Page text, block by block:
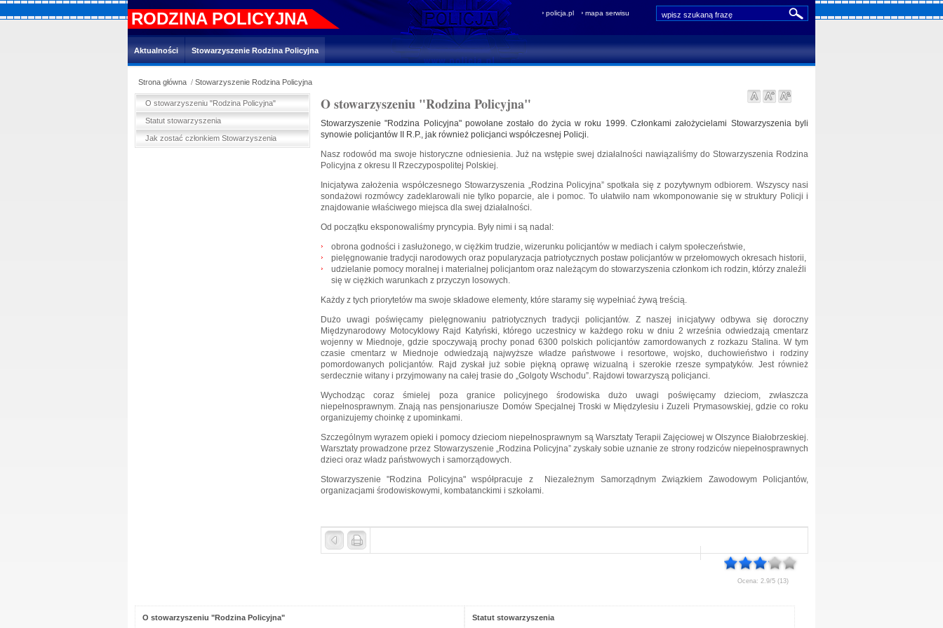
RODZINA POLICYJNA policja.pl mapa serwisu
Aktualności Stowarzyszenie Rodzina Policyjna
Strona główna Stowarzyszenie Rodzina Policyjna
O stowarzyszeniu "Rodzina Policyjna"
Statut stowarzyszenia
Jak zostać członkiem Stowarzyszenia
O stowarzyszeniu "Rodzina Policyjna"
Stowarzyszenie "Rodzina Policyjna" powołane zostało do życia w roku 1999. Członkami założycielami Stowarzyszenia byli
synowie policjantów II R.P., jak również policjanci współczesnej Policji.
Nasz rodowód ma swoje historyczne odniesienia. Już na wstępie swej działalności nawiązaliśmy do Stowarzyszenia Rodzina
Policyjna z okresu II Rzeczypospolitej Polskiej.
Inicjatywa założenia współczesnego Stowarzyszenia „Rodzina Policyjna” spotkała się z pozytywnym odbiorem. Wszyscy nasi
sondażowi rozmówcy zadeklarowali nie tylko poparcie, ale i pomoc. To ułatwiło nam wkomponowanie się w struktury Policji i
znajdowanie właściwego miejsca dla swej działalności.
Od początku eksponowaliśmy pryncypia. Były nimi i są nadal:
obrona godności i zasłużonego, w ciężkim trudzie, wizerunku policjantów w mediach i całym społeczeństwie,
pielęgnowanie tradycji narodowych oraz popularyzacja patriotycznych postaw policjantów w przełomowych okresach historii,
udzielanie pomocy moralnej i materialnej policjantom oraz należącym do stowarzyszenia członkom ich rodzin, którzy znaleźli
się w ciężkich warunkach z przyczyn losowych.
Każdy z tych priorytetów ma swoje składowe elementy, które staramy się wypełniać żywą treścią.
Dużo uwagi poświęcamy pielęgnowaniu patriotycznych tradycji policjantów. Z naszej inicjatywy odbywa się doroczny
Międzynarodowy Motocyklowy Rajd Katyński, którego uczestnicy w każdego roku w dniu 2 września odwiedzają cmentarz
wojenny w Miednoje, gdzie spoczywają prochy ponad 6300 polskich policjantów zamordowanych z rozkazu Stalina. W tym
czasie cmentarz w Miednoje odwiedzają najwyższe władze państwowe i resortowe, wojsko, duchowieństwo i rodziny
pomordowanych policjantów. Rajd zyskał już sobie piękną oprawę wizualną i szerokie rzesze sympatyków. Jest również
serdecznie witany i przyjmowany na całej trasie do „Golgoty Wschodu”. Rajdowi towarzyszą policjanci.
Wychodząc coraz śmielej poza granice policyjnego środowiska dużo uwagi poświęcamy dzieciom, zwłaszcza
niepełnosprawnym. Znają nas pensjonariusze Domów Specjalnej Troski w Międzylesiu i Zuzeli Prymasowskiej, gdzie co roku
organizujemy choinkę z upominkami.
Szczególnym wyrazem opieki i pomocy dzieciom niepełnosprawnym są Warsztaty Terapii Zajęciowej w Olszynce Białobrzeskiej.
Warsztaty prowadzone przez Stowarzyszenie „Rodzina Policyjna” zyskały sobie uznanie ze strony rodziców niepełnosprawnych
dzieci oraz władz państwowych i samorządowych.
Stowarzyszenie "Rodzina Policyjna" współpracuje z Niezależnym Samorządnym Związkiem Zawodowym Policjantów,
organizacjami środowiskowymi, kombatanckimi i szkołami.
Ocena: 2.9/5 (13)
O stowarzyszeniu "Rodzina Policyjna" Statut stowarzyszenia